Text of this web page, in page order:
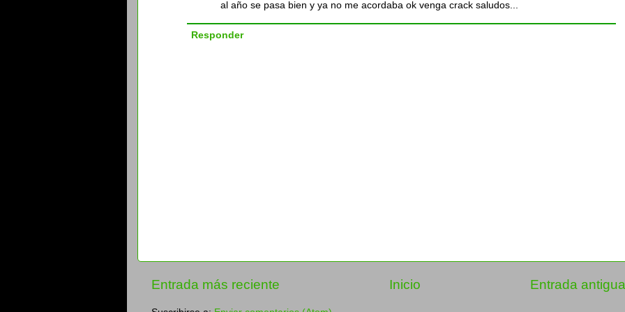
al año se pasa bien y ya no me acordaba ok venga crack saludos...
Responder
Entrada más reciente Entrada antigua
Inicio